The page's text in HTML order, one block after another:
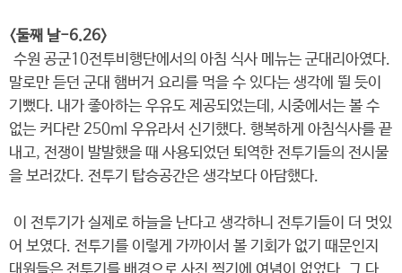
<둘째 날-6.26>
수원 공군10전투비행단에서의 아침 식사 메뉴는 군대리아였다.
말로만 듣던 군대 햄버거 요리를 먹을 수 있다는 생각에 뛸 듯이
기뻤다. 내가 좋아하는 우유도 제공되었는데, 시중에서는 볼 수
없는 커다란 250ml 우유라서 신기했다. 행복하게 아침식사를 끝
내고, 전쟁이 발발했을 때 사용되었던 퇴역한 전투기들의 전시물
을 보러갔다. 전투기 탑승공간은 생각보다 아담했다.
이 전투기가 실제로 하늘을 난다고 생각하니 전투기들이 더 멋있
어 보였다. 전투기를 이렇게 가까이서 볼 기회가 없기 때문인지